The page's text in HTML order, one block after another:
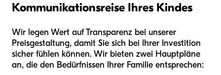
Kommunikationsreise Ihres Kindes
Wir legen Wert auf Transparenz bei unserer
Preisgestaltung, damit Sie sich bei Ihrer Investition
sicher fühlen können. Wir bieten zwei Hauptpläne
an, die den Bedürfnissen Ihrer Familie entsprechen: